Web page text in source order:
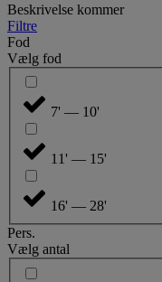
Beskrivelse kommer
Filtre
Fod
Vælg fod
7' — 10'
11' — 15'
16' — 28'
Pers.
Vælg antal